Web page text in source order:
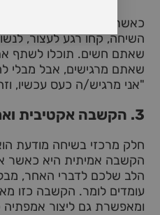
כאשר אתם מרגישים כעס
השיחה, קחו רגע לעצור,
שאתם חשים. תוכלו לשתף
שאתם מרגישים, אבל מבלי
"אני מרגיש/ה כעס עכשיו,
3. הקשבה אקטיבית ואמפתיה
חלק מרכזי בשיחה מודעת
הקשבה אמיתית היא כאשר
הלב שלכם לדברי האחר,
עומדים לומר. הקשבה כזו
ומאפשרת גם ליצור